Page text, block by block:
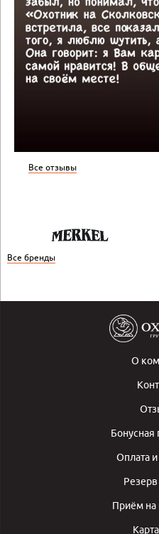
Все отзывы
Все бренды
О
Бонусная
Оплата
Приём